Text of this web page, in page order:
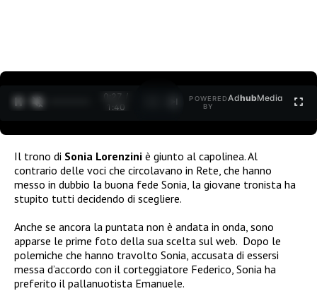
0:27 /
1:40
POWERED
BY
AdhubMedia
Il trono di Sonia Lorenzini è giunto al capolinea. Al
contrario delle voci che circolavano in Rete, che hanno
messo in dubbio la buona fede Sonia, la giovane tronista ha
stupito tutti decidendo di scegliere.
Anche se ancora la puntata non è andata in onda, sono
apparse le prime foto della sua scelta sul web. Dopo le
polemiche che hanno travolto Sonia, accusata di essersi
messa d’accordo con il corteggiatore Federico, Sonia ha
preferito il pallanuotista Emanuele.